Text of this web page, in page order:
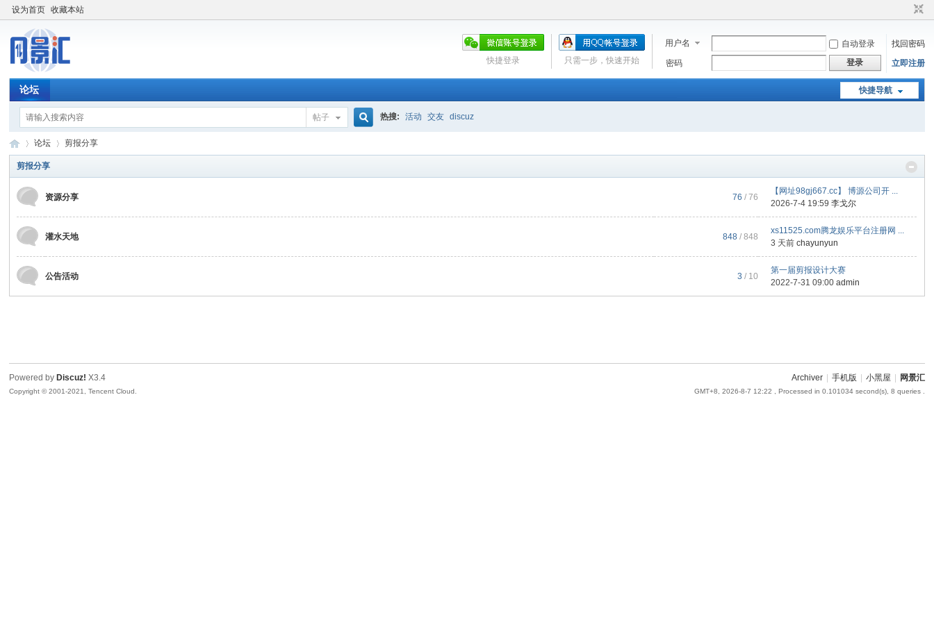
设为首页 收藏本站
用户名 自动登录
找回密码
密码
登录 立即注册
只需一步，快速开始
快捷登录
快捷导航
论坛
帖子 热搜: 活动 交友 discuz
»
论坛
›
剪报分享
剪报分享
资源分享 76 / 76
【网址98gj667.cc】 博源公司开 ...
2026-7-4 19:59李戈尔
灌水天地 848 / 848
xs11525.com腾龙娱乐平台注册网 ...
3 天前 chayunyun
公告活动 3 / 10
第一届剪报设计大赛
2022-7-31 09:00admin
Archiver 手机版 小黑屋 网景汇
GMT+8, 2026-8-7 12:22 , Processed in 0.101034 second(s), 8 queries .
Powered by Discuz! X3.4
Copyright © 2001-2021, Tencent Cloud.